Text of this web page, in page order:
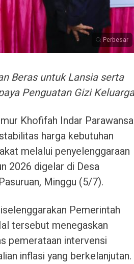
Perbesar
Beras untuk Lansia serta
Penguatan Gizi Keluarga
Khofifah Indar Parawansa
harga kebutuhan
melalui penyelenggaraan
2026 digelar di Desa
Minggu (5/7).
Pemerintah
tersebut menegaskan
pemerataan intervensi
inflasi yang berkelanjutan.